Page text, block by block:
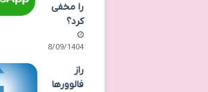
را مخفی
کرد؟
08/09/1404
راز
فالوورها